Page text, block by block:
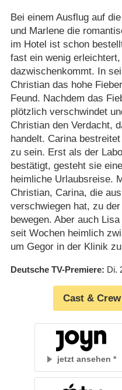
Bei einem Ausflug auf
und Marlene die
im Hotel ist schon
fast ein wenig
dazwischenkommt. In
Christian das hohe
Feund. Nachdem das
plötzlich verschwindet
Christian den Verdacht,
handelt. Carina
zu sein. Erst als der
bestätigt, gesteht sie
heimliche Urlaubsreise.
Christian, Carina, die
verschwiegen hat, zu
bewegen. Aber auch
seit Wochen heimlich
um Gegor in der Klinik
Deutsche TV-Premiere Di.
Cast & Crew
jetzt ansehen